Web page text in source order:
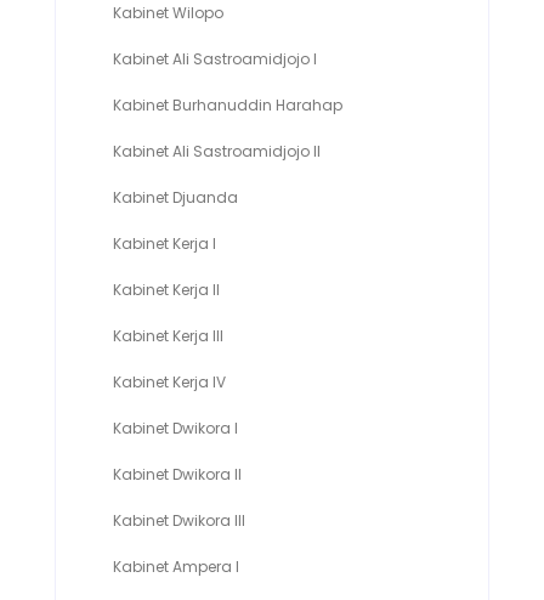
Kabinet Wilopo
Kabinet Ali Sastroamidjojo I
Kabinet Burhanuddin Harahap
Kabinet Ali Sastroamidjojo II
Kabinet Djuanda
Kabinet Kerja I
Kabinet Kerja II
Kabinet Kerja III
Kabinet Kerja IV
Kabinet Dwikora I
Kabinet Dwikora II
Kabinet Dwikora III
Kabinet Ampera I